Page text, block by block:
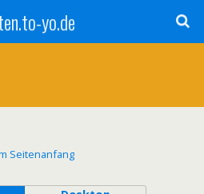
yo.de
Seitenanfang